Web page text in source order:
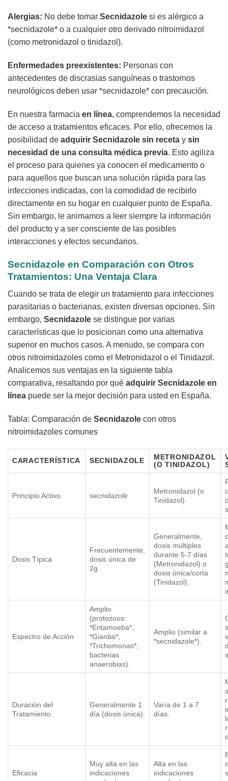
Alergias: No debe tomar Secnidazole si es alérgico a
*secnidazole* o a cualquier otro derivado nitroimidazol
(como metronidazol o tinidazol).
Enfermedades preexistentes: Personas con
antecedentes de discrasias sanguíneas o trastornos
neurológicos deben usar *secnidazole* con precaución.
En nuestra farmacia en línea, comprendemos la necesidad
de acceso a tratamientos eficaces. Por ello, ofrecemos la
posibilidad de adquirir Secnidazole sin receta y sin
necesidad de una consulta médica previa. Esto agiliza
el proceso para quienes ya conocen el medicamento o
para aquellos que buscan una solución rápida para las
infecciones indicadas, con la comodidad de recibirlo
directamente en su hogar en cualquier punto de España.
Sin embargo, le animamos a leer siempre la información
del producto y a ser consciente de las posibles
interacciones y efectos secundarios.
Secnidazole en Comparación con Otros
Tratamientos: Una Ventaja Clara
Cuando se trata de elegir un tratamiento para infecciones
parasitarias o bacterianas, existen diversas opciones. Sin
embargo, Secnidazole se distingue por varias
características que lo posicionan como una alternativa
superior en muchos casos. A menudo, se compara con
otros nitroimidazoles como el Metronidazol o el Tinidazol.
Analicemos sus ventajas en la siguiente tabla
comparativa, resaltando por qué adquirir Secnidazole en
línea puede ser la mejor decisión para usted en España.
Tabla: Comparación de Secnidazole con otros
nitroimidazoles comunes
CARACTERÍSTICA SECNIDAZOLE
METRONIDAZOL
(O TINIDAZOL)
Principio Activo secnidazole
Metronidazol (o
Tinidazol)
Dosis Típica
Frecuentemente,
dosis única de
2g.
Generalmente,
dosis múltiples
durante 5-7 días
(Metronidazol) o
dosis única/corta
(Tinidazol).
Espectro de Acción
Amplio
(protozoos:
*Entamoeba*,
*Giardia*,
*Trichomonas*;
bacterias
anaerobias).
Amplio (similar a
*secnidazole*).
Duración del
Tratamiento
Generalmente 1
día (dosis única).
Varía de 1 a 7
días.
Eficacia
Muy alta en las
indicaciones
Alta en las
indicaciones